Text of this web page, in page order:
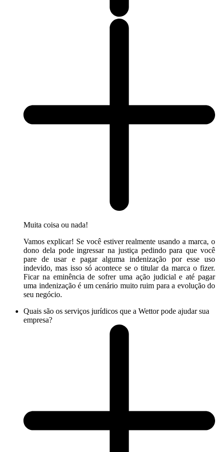
Muita coisa ou nada!
Vamos explicar! Se você estiver realmente usando a marca, o
dono dela pode ingressar na justiça pedindo para que você
pare de usar e pagar alguma indenização por esse uso
indevido, mas isso só acontece se o titular da marca o fizer.
Ficar na eminência de sofrer uma ação judicial e até pagar
uma indenização é um cenário muito ruim para a evolução do
seu negócio.
Quais são os serviços jurídicos que a Wettor pode ajudar sua
empresa?